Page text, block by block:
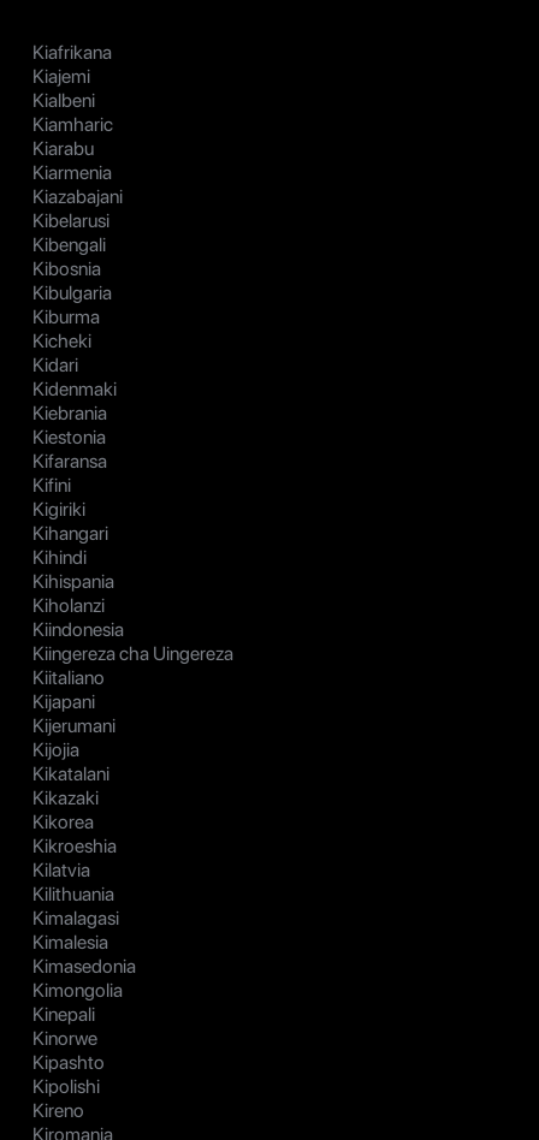
Kiafrikana
Kiajemi
Kialbeni
Kiamharic
Kiarabu
Kiarmenia
Kiazabajani
Kibelarusi
Kibengali
Kibosnia
Kibulgaria
Kiburma
Kicheki
Kidari
Kidenmaki
Kiebrania
Kiestonia
Kifaransa
Kifini
Kigiriki
Kihangari
Kihindi
Kihispania
Kiholanzi
Kiindonesia
Kiingereza cha Uingereza
Kiitaliano
Kijapani
Kijerumani
Kijojia
Kikatalani
Kikazaki
Kikorea
Kikroeshia
Kilatvia
Kilithuania
Kimalagasi
Kimalesia
Kimasedonia
Kimongolia
Kinepali
Kinorwe
Kipashto
Kipolishi
Kireno
Kiromania